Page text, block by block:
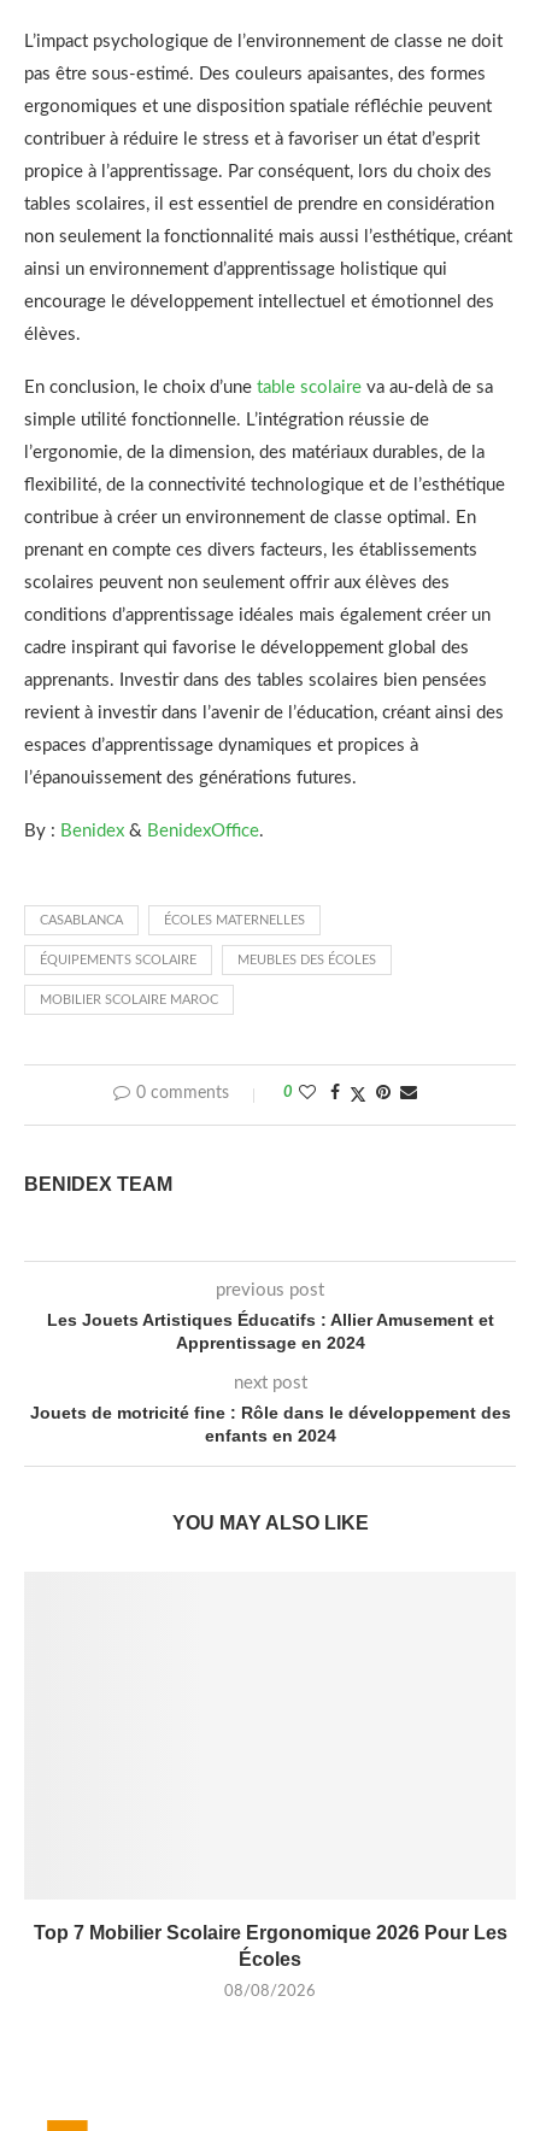
L’impact psychologique de l’environnement de classe ne doit
pas être sous-estimé. Des couleurs apaisantes, des formes
ergonomiques et une disposition spatiale réfléchie peuvent
contribuer à réduire le stress et à favoriser un état d’esprit
propice à l’apprentissage. Par conséquent, lors du choix des
tables scolaires, il est essentiel de prendre en considération
non seulement la fonctionnalité mais aussi l’esthétique, créant
ainsi un environnement d’apprentissage holistique qui
encourage le développement intellectuel et émotionnel des
élèves.
En conclusion, le choix d’une table scolaire va au-delà de sa
simple utilité fonctionnelle. L’intégration réussie de
l’ergonomie, de la dimension, des matériaux durables, de la
flexibilité, de la connectivité technologique et de l’esthétique
contribue à créer un environnement de classe optimal. En
prenant en compte ces divers facteurs, les établissements
scolaires peuvent non seulement offrir aux élèves des
conditions d’apprentissage idéales mais également créer un
cadre inspirant qui favorise le développement global des
apprenants. Investir dans des tables scolaires bien pensées
revient à investir dans l’avenir de l’éducation, créant ainsi des
espaces d’apprentissage dynamiques et propices à
l’épanouissement des générations futures.
By : Benidex & BenidexOffice.
CASABLANCA ÉCOLES MATERNELLES
ÉQUIPEMENTS SCOLAIRE MEUBLES DES ÉCOLES
MOBILIER SCOLAIRE MAROC
0 comments 0
BENIDEX TEAM
previous post
Les Jouets Artistiques Éducatifs : Allier Amusement et
Apprentissage en 2024
next post
Jouets de motricité fine : Rôle dans le développement des
enfants en 2024
YOU MAY ALSO LIKE
Top 7 Mobilier Scolaire Ergonomique 2026 Pour Les
Écoles
08/08/2026